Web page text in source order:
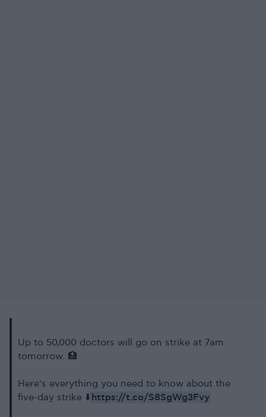
Up to 50,000 doctors will go on strike at 7am
tomorrow. 🏥
Here's everything you need to know about the
five-day strike ⬇️ https://t.co/S8SgWg3Fvy